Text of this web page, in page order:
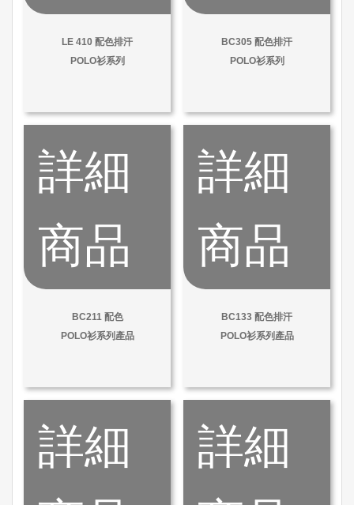
LE 410 配色排汗
POLO衫系列
BC305 配色排汗
POLO衫系列
詳細
商品
BC211 配色
POLO衫系列產品
詳細
商品
BC133 配色排汗
POLO衫系列產品
詳細
詳細